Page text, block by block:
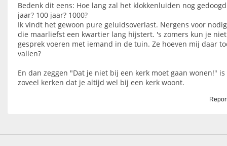
Bedenk dit eens: Hoe lang zal het klokkenluiden nog
jaar? 100 jaar? 1000?
Ik vindt het gewoon pure geluidsoverlast. Nergens voor
die maarliefst een kwartier lang hijstert. 's zomers kun je
gesprek voeren met iemand in de tuin. Ze hoeven mij daar
vallen?
En dan zeggen "Dat je niet bij een kerk moet gaan wonen!"
zoveel kerken dat je altijd wel bij een kerk woont.